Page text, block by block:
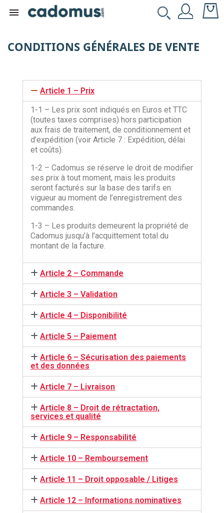

CONDITIONS GÉNÉRALES DE VENTE
Article 1 – Prix
1-1 – Les prix sont indiqués en Euros et TTC
(toutes taxes comprises) hors participation
aux frais de traitement, de conditionnement et
d’expédition (voir Article 7 : Expédition, délai
et coûts).
1-2 – Cadomus se réserve le droit de modifier
ses prix à tout moment, mais les produits
seront facturés sur la base des tarifs en
vigueur au moment de l’enregistrement des
commandes.
1-3 – Les produits demeurent la propriété de
Cadomus jusqu’à l’acquittement total du
montant de la facture.
Article 2 – Commande
Article 3 – Validation
Article 4 – Disponibilité
Article 5 – Paiement
Article 6 – Sécurisation des paiements
et des données
Article 7 – Livraison
Article 8 – Droit de rétractation,
services et qualité
Article 9 – Responsabilité
Article 10 – Remboursement
Article 11 – Droit opposable / Litiges
Article 12 – Informations nominatives